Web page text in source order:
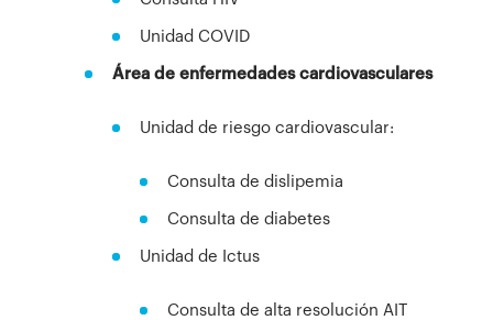
Unidad COVID
Área de enfermedades cardiovasculares
Unidad de riesgo cardiovascular:
Consulta de dislipemia
Consulta de diabetes
Unidad de Ictus
Consulta de alta resolución AIT